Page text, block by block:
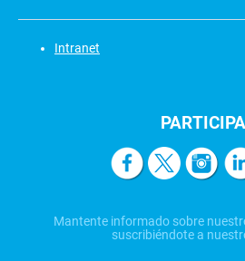
Intranet
PARTICIPA
Mantente informado sobre
suscribiéndote a